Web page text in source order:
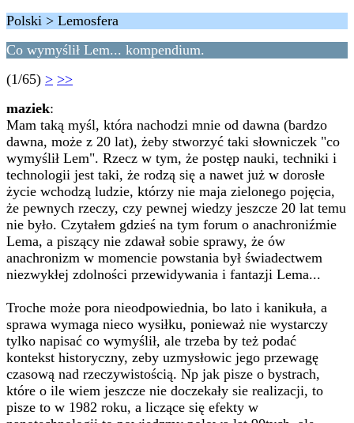
Polski > Lemosfera
Co wymyślił Lem... kompendium.
(1/65) > >>
maziek:
Mam taką myśl, która nachodzi mnie od dawna (bardzo
dawna, może z 20 lat), żeby stworzyć taki słowniczek "co
wymyślił Lem". Rzecz w tym, że postęp nauki, techniki i
technologii jest taki, że rodzą się a nawet już w dorosłe
życie wchodzą ludzie, którzy nie maja zielonego pojęcia,
że pewnych rzeczy, czy pewnej wiedzy jeszcze 20 lat temu
nie było. Czytałem gdzieś na tym forum o anachroniźmie
Lema, a piszący nie zdawał sobie sprawy, że ów
anachronizm w momencie powstania był świadectwem
niezwykłej zdolności przewidywania i fantazji Lema...
Troche może pora nieodpowiednia, bo lato i kanikuła, a
sprawa wymaga nieco wysiłku, ponieważ nie wystarczy
tylko napisać co wymyślił, ale trzeba by też podać
kontekst historyczny, zeby uzmysłowic jego przewagę
czasową nad rzeczywistością. Np jak pisze o bystrach,
które o ile wiem jeszcze nie doczekały sie realizacji, to
pisze to w 1982 roku, a liczące się efekty w